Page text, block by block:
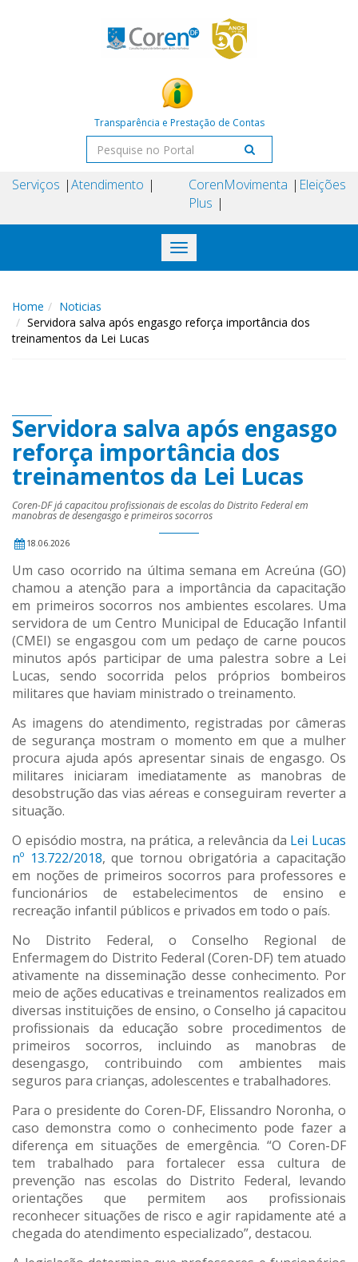
Transparência e Prestação de Contas
Serviços Atendimento
Coren
Plus
Movimenta Eleições
Toggle
navigation
Home
Noticias
Servidora salva após engasgo reforça importância dos
treinamentos da Lei Lucas
Servidora salva após engasgo
reforça importância dos
treinamentos da Lei Lucas
Coren-DF já capacitou profissionais de escolas do Distrito Federal em
manobras de desengasgo e primeiros socorros
18.06.2026
Um caso ocorrido na última semana em Acreúna (GO)
chamou a atenção para a importância da capacitação
em primeiros socorros nos ambientes escolares. Uma
servidora de um Centro Municipal de Educação Infantil
(CMEI) se engasgou com um pedaço de carne poucos
minutos após participar de uma palestra sobre a Lei
Lucas, sendo socorrida pelos próprios bombeiros
militares que haviam ministrado o treinamento.
As imagens do atendimento, registradas por câmeras
de segurança mostram o momento em que a mulher
procura ajuda após apresentar sinais de engasgo. Os
militares iniciaram imediatamente as manobras de
desobstrução das vias aéreas e conseguiram reverter a
situação.
O episódio mostra, na prática, a relevância da Lei Lucas
nº 13.722/2018, que tornou obrigatória a capacitação
em noções de primeiros socorros para professores e
funcionários de estabelecimentos de ensino e
recreação infantil públicos e privados em todo o país.
No Distrito Federal, o Conselho Regional de
Enfermagem do Distrito Federal (Coren-DF) tem atuado
ativamente na disseminação desse conhecimento. Por
meio de ações educativas e treinamentos realizados em
diversas instituições de ensino, o Conselho já capacitou
profissionais da educação sobre procedimentos de
primeiros socorros, incluindo as manobras de
desengasgo, contribuindo com ambientes mais
seguros para crianças, adolescentes e trabalhadores.
Para o presidente do Coren-DF, Elissandro Noronha, o
caso demonstra como o conhecimento pode fazer a
diferença em situações de emergência. “O Coren-DF
tem trabalhado para fortalecer essa cultura de
prevenção nas escolas do Distrito Federal, levando
orientações que permitem aos profissionais
reconhecer situações de risco e agir rapidamente até a
chegada do atendimento especializado”, destacou.